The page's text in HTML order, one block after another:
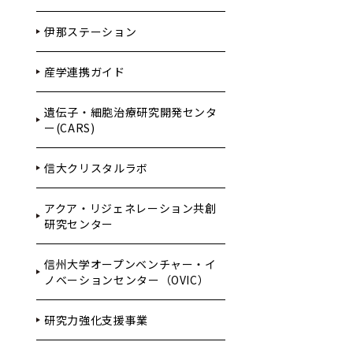
伊那ステーション
産学連携ガイド
遺伝子・細胞治療研究開発センタ
ー(CARS)
信大クリスタルラボ
アクア・リジェネレーション共創
研究センター
信州大学オープンベンチャー・イ
ノベーションセンター（OVIC）
研究力強化支援事業